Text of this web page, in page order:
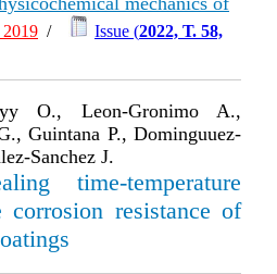
2019 / Issue (2022, Т. 58,
O., Leon-Gronimo A.,
Guintana P., Dominguuez-
Sanchez J.
time-temperature
resistance of